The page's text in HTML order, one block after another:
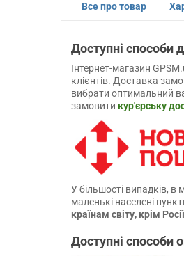
Все про товар
Доступні способи
Інтернет-магазин
клієнтів. Доставка
вибрати оптимальний
замовити кур'єрську
У більшості випадків,
маленькі населені
країнам світу, крім
Доступні способи